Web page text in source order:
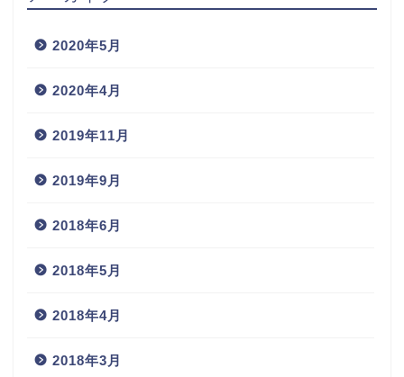
2020年5月
2020年4月
2019年11月
2019年9月
2018年6月
2018年5月
2018年4月
2018年3月